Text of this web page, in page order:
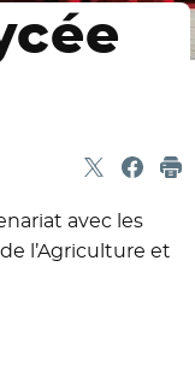
Partager
- Nouvelle
-
avec les
l’Agriculture et